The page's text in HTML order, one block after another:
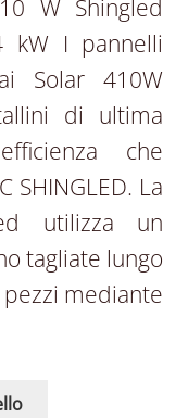
W Shingled
kW I pannelli
Solar 410W
di ultima
che
SHINGLED. La
utilizza un
tagliate lungo
mediante